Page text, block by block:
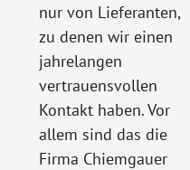
nur von Lieferanten,
zu denen wir einen
jahrelangen
vertrauensvollen
Kontakt haben. Vor
allem sind das die
Firma Chiemgauer